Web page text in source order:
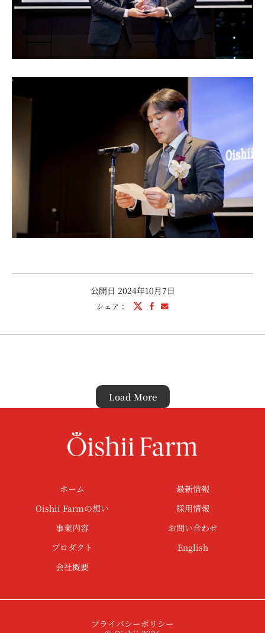
公開日 2024年10月7日
シェア：
Load More
ホーム
Oishii Farmの想い
事業内容
プロダクト
会社概要
最新情報
採用情報
お問い合わせ
English
プライバシーポリシー